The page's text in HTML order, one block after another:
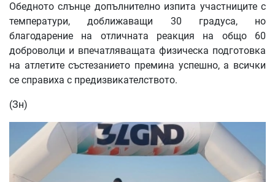
Обедното слънце допълнително изпита участниците с
температури, доближаващи 30 градуса, но
благодарение на отличната реакция на общо 60
доброволци и впечатляващата физическа подготовка
на атлетите състезанието премина успешно, а всички
се справиха с предизвикателството.
(Зн)